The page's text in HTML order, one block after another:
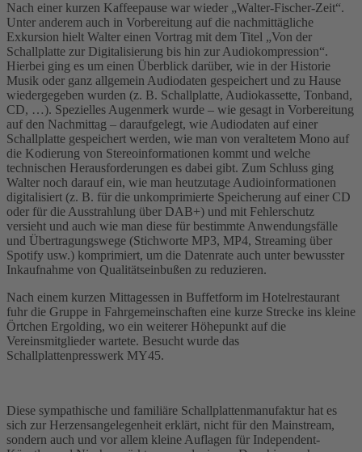
Nach einer kurzen Kaffeepause war wieder „Walter-Fischer-Zeit“.
Unter anderem auch in Vorbereitung auf die nachmittägliche
Exkursion hielt Walter einen Vortrag mit dem Titel „Von der
Schallplatte zur Digitalisierung bis hin zur Audiokompression“.
Hierbei ging es um einen Überblick darüber, wie in der Historie
Musik oder ganz allgemein Audiodaten gespeichert und zu Hause
wiedergegeben wurden (z. B. Schallplatte, Audiokassette, Tonband,
CD, …). Spezielles Augenmerk wurde – wie gesagt in Vorbereitung
auf den Nachmittag – daraufgelegt, wie Audiodaten auf einer
Schallplatte gespeichert werden, wie man von veraltetem Mono auf
die Kodierung von Stereoinformationen kommt und welche
technischen Herausforderungen es dabei gibt. Zum Schluss ging
Walter noch darauf ein, wie man heutzutage Audioinformationen
digitalisiert (z. B. für die unkomprimierte Speicherung auf einer CD
oder für die Ausstrahlung über DAB+) und mit Fehlerschutz
versieht und auch wie man diese für bestimmte Anwendungsfälle
und Übertragungswege (Stichworte MP3, MP4, Streaming über
Spotify usw.) komprimiert, um die Datenrate auch unter bewusster
Inkaufnahme von Qualitätseinbußen zu reduzieren.
Nach einem kurzen Mittagessen in Buffetform im Hotelrestaurant
fuhr die Gruppe in Fahrgemeinschaften eine kurze Strecke ins kleine
Örtchen Ergolding, wo ein weiterer Höhepunkt auf die
Vereinsmitglieder wartete. Besucht wurde das
Schallplattenpresswerk MY45.
Diese sympathische und familiäre Schallplattenmanufaktur hat es
sich zur Herzensangelegenheit erklärt, nicht für den Mainstream,
sondern auch und vor allem kleine Auflagen für Independent-